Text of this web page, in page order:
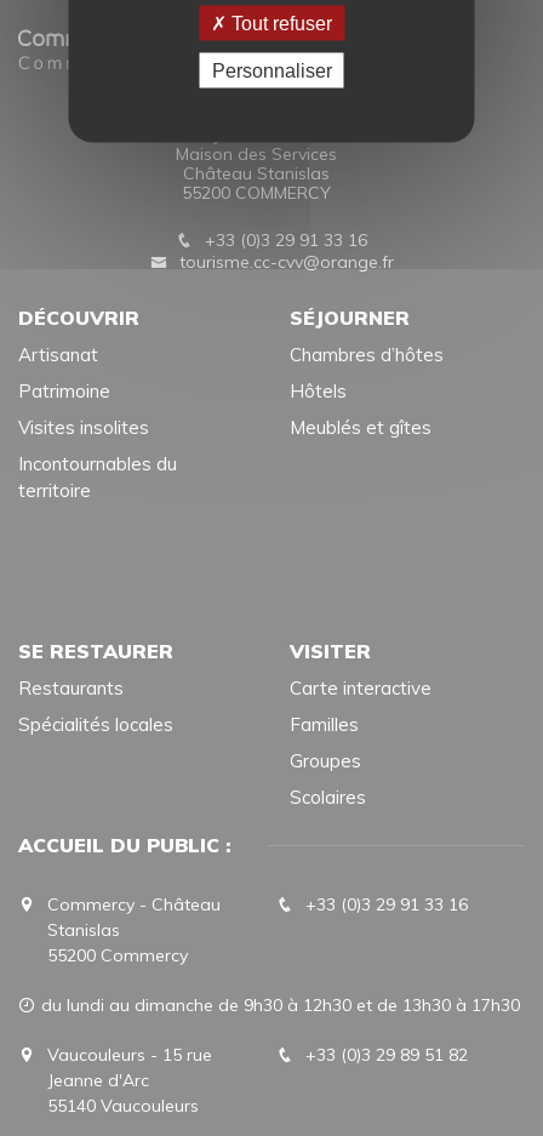
Maison des Services
Château Stanislas
55200 COMMERCY
+33 (0)3 29 91 33 16
tourisme.cc-cvv@orange.fr
DÉCOUVRIR
Artisanat
Patrimoine
Visites insolites
Incontournables du
territoire
SÉJOURNER
Chambres d’hôtes
Hôtels
Meublés et gîtes
SE RESTAURER
Restaurants
Spécialités locales
VISITER
Carte interactive
Familles
Groupes
Scolaires
ACCUEIL DU PUBLIC :
Commercy - Château
Stanislas
55200 Commercy
+33 (0)3 29 91 33 16
du lundi au dimanche de 9h30 à 12h30 et de 13h30 à 17h30
Vaucouleurs - 15 rue
Jeanne d'Arc
55140 Vaucouleurs
+33 (0)3 29 89 51 82
Tout refuser
Personnaliser